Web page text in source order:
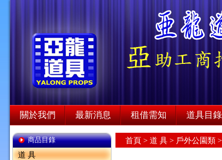
關於我們 最新消息 租借需知 道具目錄
商品目錄
道 具
首頁 > 道 具 > 戶外公園類